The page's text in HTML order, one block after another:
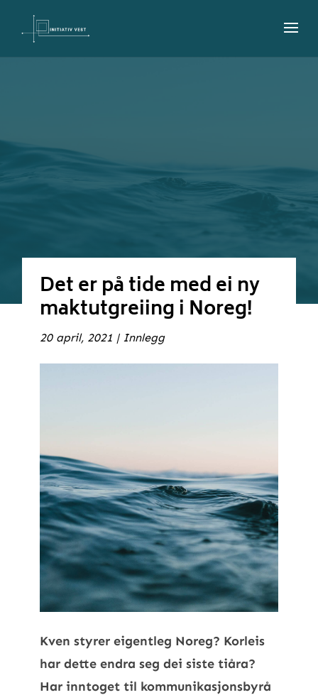
Det er på tide med ei ny
maktutgreiing i Noreg!
20 april, 2021 | Innlegg
Kven styrer eigentleg Noreg? Korleis
har dette endra seg dei siste tiåra?
Har inntoget til kommunikasjonsbyrå